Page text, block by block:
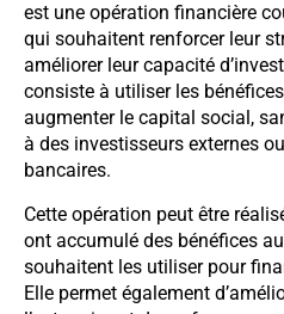
est une opération financière
qui souhaitent renforcer leur
améliorer leur capacité
consiste à utiliser les
augmenter le capital social,
à des investisseurs externes
bancaires.
Cette opération peut être
ont accumulé des bénéfices
souhaitent les utiliser pour
Elle permet également